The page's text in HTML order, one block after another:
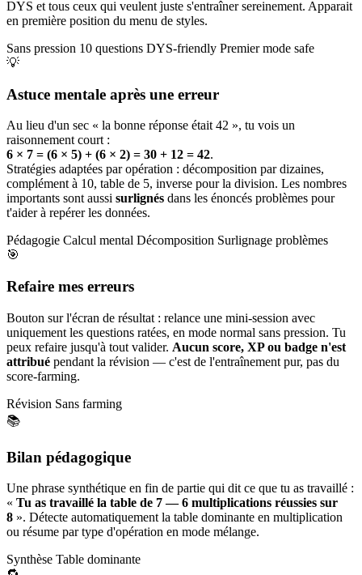
DYS et tous ceux qui veulent juste s'entraîner sereinement. Apparait
en première position du menu de styles.
Sans pression 10 questions DYS-friendly Premier mode safe
💡
Astuce mentale après une erreur
Au lieu d'un sec « la bonne réponse était 42 », tu vois un
raisonnement court :
6 × 7 = (6 × 5) + (6 × 2) = 30 + 12 = 42.
Stratégies adaptées par opération : décomposition par dizaines,
complément à 10, table de 5, inverse pour la division. Les nombres
importants sont aussi surlignés dans les énoncés problèmes pour
t'aider à repérer les données.
Pédagogie Calcul mental Décomposition Surlignage problèmes
🎯
Refaire mes erreurs
Bouton sur l'écran de résultat : relance une mini-session avec
uniquement les questions ratées, en mode normal sans pression. Tu
peux refaire jusqu'à tout valider. Aucun score, XP ou badge n'est
attribué pendant la révision — c'est de l'entraînement pur, pas du
score-farming.
Révision Sans farming
📚
Bilan pédagogique
Une phrase synthétique en fin de partie qui dit ce que tu as travaillé :
« Tu as travaillé la table de 7 — 6 multiplications réussies sur
8 ». Détecte automatiquement la table dominante en multiplication
ou résume par type d'opération en mode mélange.
Synthèse Table dominante